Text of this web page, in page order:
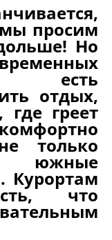
просим
Но
есть
отдых,
где греет
только
южные
Курортам
что